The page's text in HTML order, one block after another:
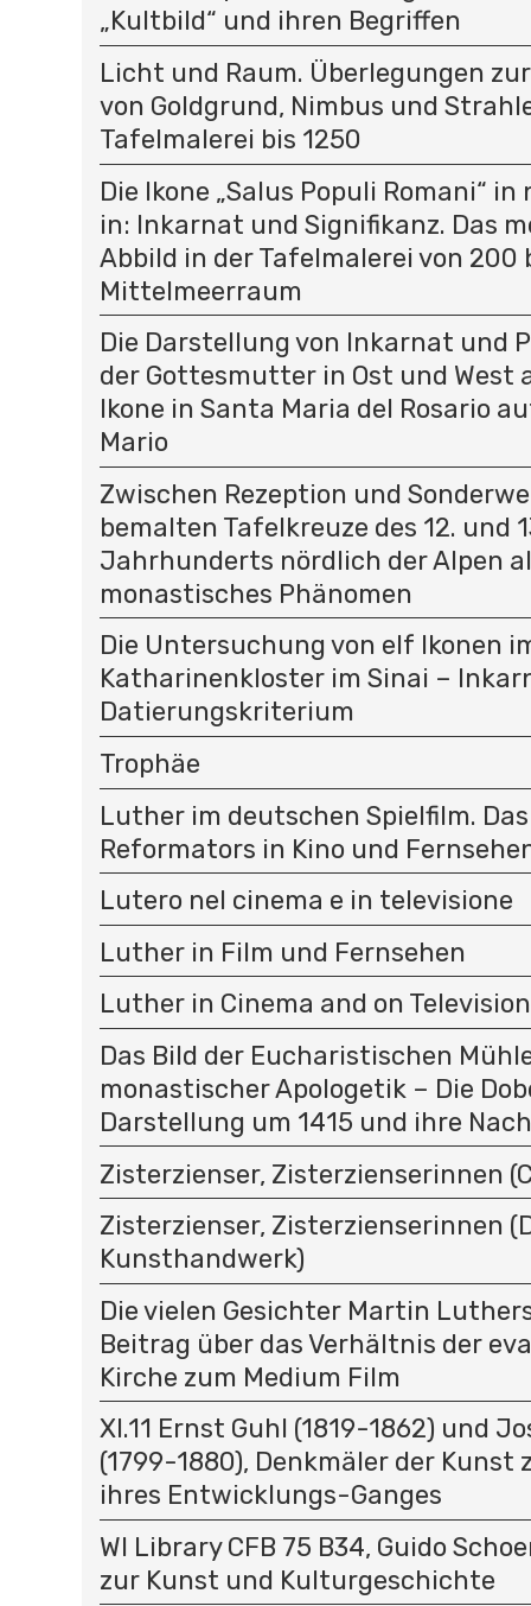
„Kultbild“ und ihren Begriffen
Licht und Raum. Überlegungen
von Goldgrund, Nimbus und
Tafelmalerei bis 1250
Die Ikone „Salus Populi Romani“
in: Inkarnat und Signifikanz. Das
Abbild in der Tafelmalerei von 200
Mittelmeerraum
Die Darstellung von Inkarnat und
der Gottesmutter in Ost und West
Ikone in Santa Maria del Rosario
Mario
Zwischen Rezeption und
bemalten Tafelkreuze des 12. und
Jahrhunderts nördlich der Alpen
monastisches Phänomen
Die Untersuchung von elf Ikonen
Katharinenkloster im Sinai –
Datierungskriterium
Trophäe
Luther im deutschen Spielfilm. Das
Reformators in Kino und
Lutero nel cinema e in televisione
Luther in Film und Fernsehen
Luther in Cinema and on Television
Das Bild der Eucharistischen
monastischer Apologetik – Die
Darstellung um 1415 und ihre
Zisterzienser, Zisterzienserinnen
Zisterzienser, Zisterzienserinnen
Kunsthandwerk)
Die vielen Gesichter Martin
Beitrag über das Verhältnis der
Kirche zum Medium Film
XI.11 Ernst Guhl (1819-1862) und
(1799-1880), Denkmäler der Kunst
ihres Entwicklungs-Ganges
WI Library CFB 75 B34, Guido
zur Kunst und Kulturgeschichte